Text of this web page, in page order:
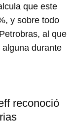
que este
y sobre todo
al que
durante
reconoció